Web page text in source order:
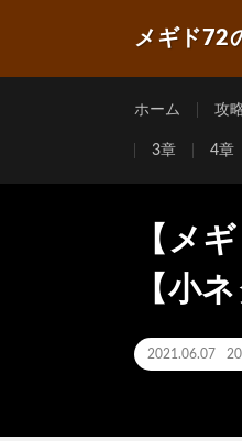
メギド72
ホーム 攻
3章 4章
【メ
【小ネ
2021.06.07